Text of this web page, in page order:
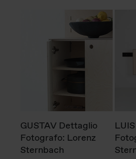
GUSTAV Dettaglio
Fotografo: Lorenz
Sternbach